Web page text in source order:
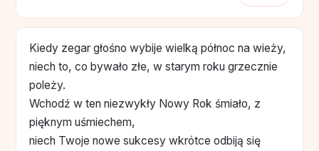
Kiedy zegar głośno wybije wielką północ na wieży,
niech to, co bywało złe, w starym roku grzecznie
poleży.
Wchodź w ten niezwykły Nowy Rok śmiało, z
pięknym uśmiechem,
niech Twoje nowe sukcesy wkrótce odbiją się